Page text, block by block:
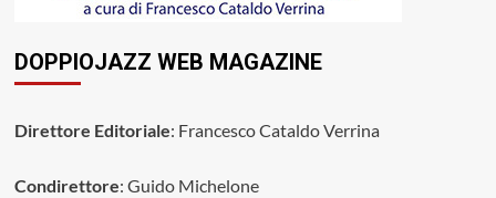
DOPPIOJAZZ WEB MAGAZINE
Direttore Editoriale: Francesco Cataldo Verrina
Condirettore: Guido Michelone